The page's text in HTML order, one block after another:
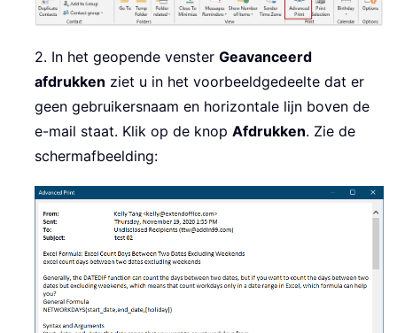
2. In het geopende venster Geavanceerd
afdrukken ziet u in het voorbeeldgedeelte dat er
geen gebruikersnaam en horizontale lijn boven de
e-mail staat. Klik op de knop Afdrukken. Zie de
schermafbeelding: